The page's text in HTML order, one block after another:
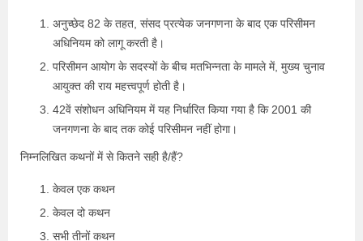
अनुच्छेद 82 के तहत, संसद प्रत्येक जनगणना के बाद एक परिसीमन
अधिनियम को लागू करती है।
परिसीमन आयोग के सदस्यों के बीच मतभिन्नता के मामले में, मुख्य चुनाव
आयुक्त की राय महत्त्वपूर्ण होती है।
42वें संशोधन अधिनियम में यह निर्धारित किया गया है कि 2001 की
जनगणना के बाद तक कोई परिसीमन नहीं होगा।
निम्नलिखित कथनों में से कितने सही है/हैं?
केवल एक कथन
केवल दो कथन
सभी तीनों कथन